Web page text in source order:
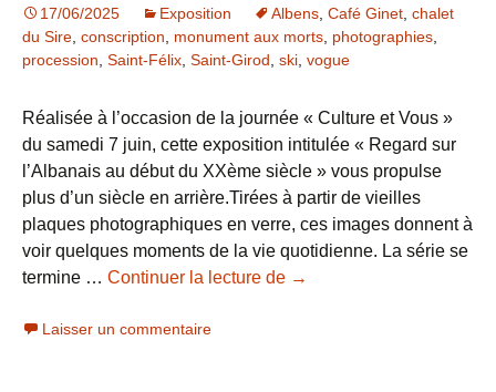
17/06/2025 Exposition Albens Café Ginet chalet
du Sire conscription monument aux morts photographies
procession Saint-Félix Saint-Girod ski vogue
Réalisée à l’occasion de la journée « Culture et Vous »
du samedi 7 juin, cette exposition intitulée « Regard sur
l’Albanais au début du XXème siècle » vous propulse
plus d’un siècle en arrière.Tirées à partir de vieilles
plaques photographiques en verre, ces images donnent à
voir quelques moments de la vie quotidienne. La série se
termine … Continuer la lecture de Regard
→
Laisser un commentaire